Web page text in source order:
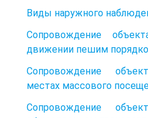
Виды наружного
Сопровождение
движении пешим
Сопровождение
местах массового
Сопровождение